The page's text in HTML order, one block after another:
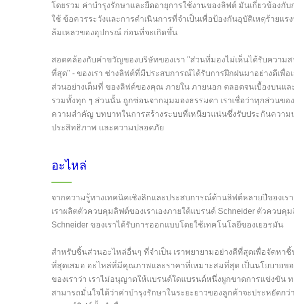
โดยรวม ค่าบำรุงรักษาและยืดอายุการใช้งานของลิฟต์ มันเกี่ยวข้องกับ
ใช้ ข้อควรระวังและการดำเนินการที่จำเป็นเพื่อป้องกันอุบัติเหตุร้ายแร
ล้มเหลวของอุปกรณ์ ก่อนที่จะเกิดขึ้น
สอดคล้องกับคำขวัญของบริษัทของเรา "ส่วนที่มองไม่เห็นได้รับความส
ที่สุด" - ของเรา ช่างลิฟต์ที่มีประสบการณ์ได้รับการฝึกฝนมาอย่างดีเพื่อ
ส่วนอย่างเต็มที่ ของลิฟต์ของคุณ ภายใน ภายนอก ตลอดจนเบื้องบนแล
รวมทั้งทุก ๆ ส่วนนั้น ถูกซ่อนจากมุมมองธรรมดา เราเชื่อว่าทุกส่วนขอ
ความสำคัญ บทบาทในการสร้างระบบที่เหนียวแน่นซึ่งรับประกันความ
ประสิทธิภาพ และความปลอดภัย
อะไหล่
จากความรู้ทางเทคนิคเชิงลึกและประสบการณ์ด้านลิฟต์หลายปีของเร
เราผลิตตัวควบคุมลิฟต์ของเราเองภายใต้แบรนด์ Schneider ตัวควบคุ
Schneider ของเราได้รับการออกแบบโดยใช้เทคโนโลยีของเยอรมัน
สำหรับชิ้นส่วนอะไหล่อื่นๆ ที่จำเป็น เราพยายามอย่างดีที่สุดเพื่อจัดหา
ที่สุดเสมอ อะไหล่ที่มีคุณภาพและราคาที่เหมาะสมที่สุด เป็นนโยบายข
ของเราว่า เราไม่อนุญาตให้แบรนด์ใดแบรนด์หนึ่งผูกขาดการแข่งขัน ท
สามารถมั่นใจได้ว่าค่าบำรุงรักษาในระยะยาวของลูกค้าจะประหยัดกว่